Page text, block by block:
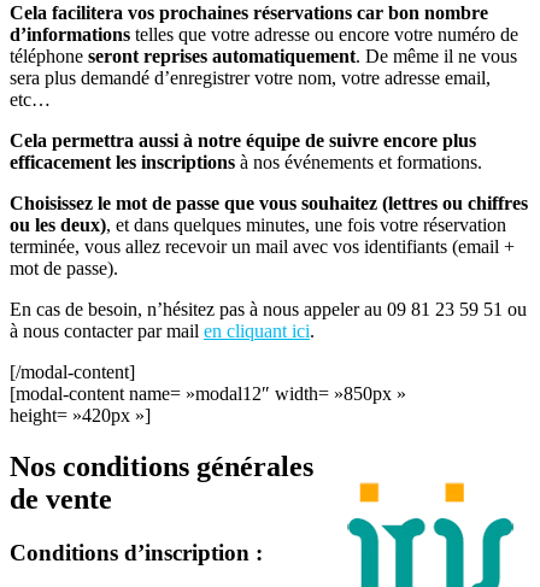
Cela facilitera vos prochaines réservations car bon nombre
d’informations telles que votre adresse ou encore votre numéro de
téléphone seront reprises automatiquement. De même il ne vous
sera plus demandé d’enregistrer votre nom, votre adresse email,
etc…
Cela permettra aussi à notre équipe de suivre encore plus
efficacement les inscriptions à nos événements et formations.
Choisissez le mot de passe que vous souhaitez (lettres ou chiffres
ou les deux), et dans quelques minutes, une fois votre réservation
terminée, vous allez recevoir un mail avec vos identifiants (email +
mot de passe).
En cas de besoin, n’hésitez pas à nous appeler au 09 81 23 59 51 ou
à nous contacter par mail en cliquant ici.
[/modal-content]
[modal-content name= »modal12″ width= »850px »
height= »420px »]
Nos conditions générales
de vente
Conditions d’inscription :